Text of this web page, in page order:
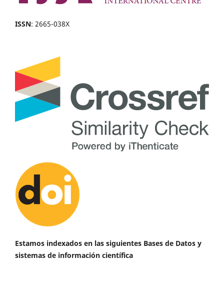
ISSN: 2665-038X
Estamos indexados en las siguientes Bases de Datos y
sistemas de información científica